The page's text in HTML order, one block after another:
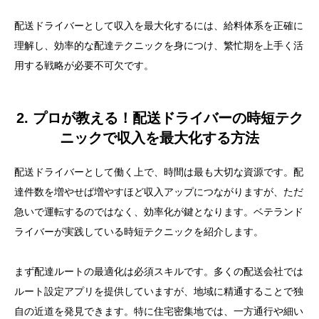
配送ドライバーとして収入を最大化するには、給料体系を正確に
理解し、効率的な配達テクニックを身につけ、繁忙期を上手く活
用する戦略が必要不可欠です。
2. プロが教える！配送ドライバーの時短テク
ニックで収入を最大化する方法
配送ドライバーとして働く上で、時間は最も大切な資源です。配
達件数を増やせば増やすほど収入アップにつながりますが、ただ
急いで運転するのではなく、効率化が鍵となります。ベテランド
ライバーが実践している時短テクニックを紹介します。
まず配達ルートの最適化は必須スキルです。多くの配送会社では
ルート設定アプリを提供していますが、地域に精通することで独
自の近道を発見できます。特に住宅密集地では、一方通行や細い